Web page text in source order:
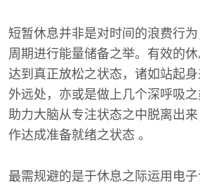
短暂休息并非是对时间的浪费行
周期进行能量储备之举。有效的
达到真正放松之状态，诸如站起
外远处，亦或是做上几个深呼吸
助力大脑从专注状态之中脱离出
作达成准备就绪之状态 。
最需规避的是于休息之际运用电子